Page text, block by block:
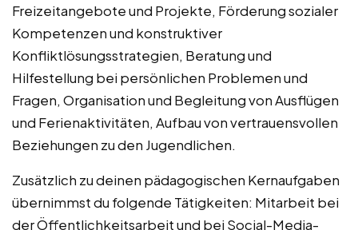
Freizeitangebote und Projekte, Förderung sozialer
Kompetenzen und konstruktiver
Konfliktlösungsstrategien, Beratung und
Hilfestellung bei persönlichen Problemen und
Fragen, Organisation und Begleitung von Ausflügen
und Ferienaktivitäten, Aufbau von vertrauensvollen
Beziehungen zu den Jugendlichen.
Zusätzlich zu deinen pädagogischen Kernaufgaben
übernimmst du folgende Tätigkeiten: Mitarbeit bei
der Öffentlichkeitsarbeit und bei Social-Media-